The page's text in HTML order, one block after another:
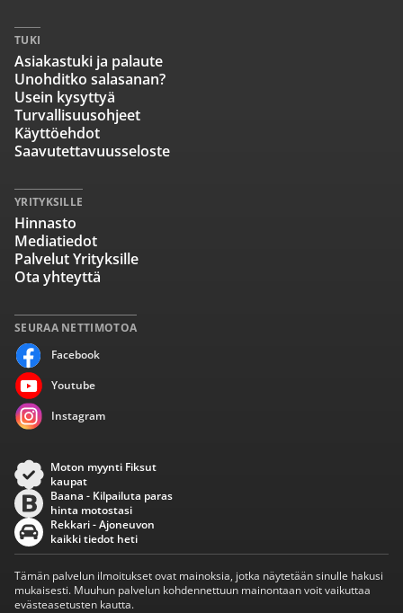
SEURAA NETTIMOTOA
Facebook
Youtube
Instagram
TUKI
Asiakastuki ja palaute
Unohditko salasanan?
Usein kysyttyä
Turvallisuusohjeet
Käyttöehdot
Saavutettavuusseloste
YRITYKSILLE
Hinnasto
Mediatiedot
Palvelut Yrityksille
Ota yhteyttä
Moton myynti Fiksut
kaupat
Baana - Kilpailuta paras
hinta motostasi
Rekkari - Ajoneuvon
kaikki tiedot heti
Tämän palvelun ilmoitukset ovat mainoksia, jotka näytetään sinulle hakusi
mukaisesti. Muuhun palvelun kohdennettuun mainontaan voit vaikuttaa
evästeasetusten kautta.